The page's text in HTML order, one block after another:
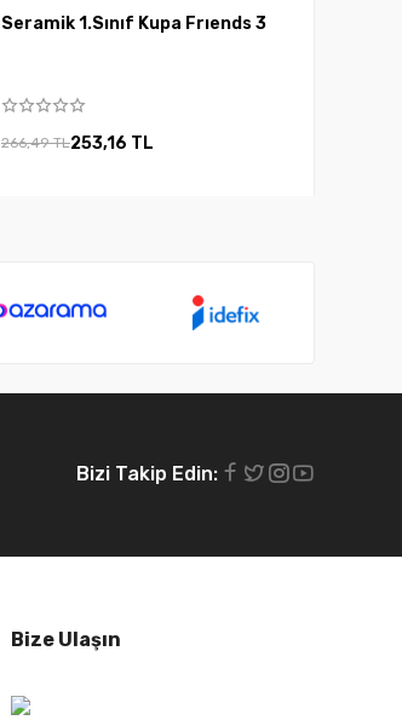
Seramik 1.Sınıf Kupa Frıends 3
266,49 TL253,16 TL
Bizi Takip Edin:
Bize Ulaşın